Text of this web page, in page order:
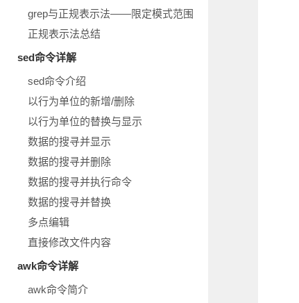
grep与正规表示法——限定模式范围
正规表示法总结
sed命令详解
sed命令介绍
以行为单位的新增/删除
以行为单位的替换与显示
数据的搜寻并显示
数据的搜寻并删除
数据的搜寻并执行命令
数据的搜寻并替换
多点编辑
直接修改文件内容
awk命令详解
awk命令简介